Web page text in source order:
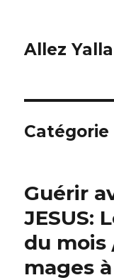
Allez Yalla
Catégorie
Guérir
JESUS:
du mois
mages à